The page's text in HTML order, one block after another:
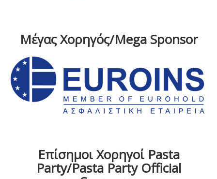
Μέγας Χορηγός/Mega Sponsor
Επίσημοι Χορηγοί Pasta
Party/Pasta Party Official